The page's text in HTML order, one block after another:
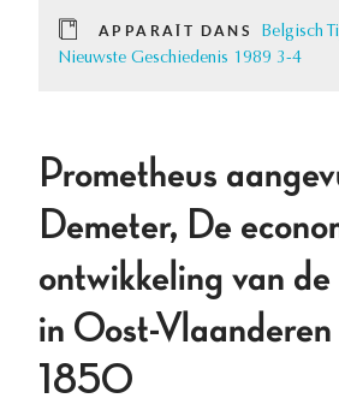
APPARAÎT DANS
Belgisch
Nieuwste Geschiedenis 1989 3-4
Prometheus
Demeter, De
ontwikkeling van
in Oost-
1850